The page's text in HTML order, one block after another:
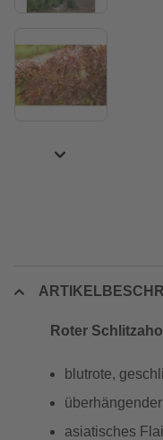
Roter
blutrote,
asiatisches